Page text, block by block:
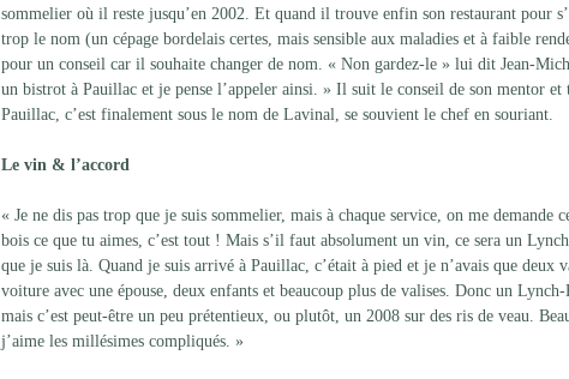
sommelier où il reste jusqu’en 2002. Et quand il trouve enfin son restaurant pour
trop le nom (un cépage bordelais certes, mais sensible aux maladies et à faible
pour un conseil car il souhaite changer de nom. « Non gardez-le » lui dit Jean-
un bistrot à Pauillac et je pense l’appeler ainsi. » Il suit le conseil de son mentor
Pauillac, c’est finalement sous le nom de Lavinal, se souvient le chef en souriant.
Le vin & l’accord
« Je ne dis pas trop que je suis sommelier, mais à chaque service, on me
bois ce que tu aimes, c’est tout ! Mais s’il faut absolument un vin, ce sera un
que je suis là. Quand je suis arrivé à Pauillac, c’était à pied et je n’avais que deux
voiture avec une épouse, deux enfants et beaucoup plus de valises. Donc un
mais c’est peut-être un peu prétentieux, ou plutôt, un 2008 sur des ris de veau.
j’aime les millésimes compliqués. »